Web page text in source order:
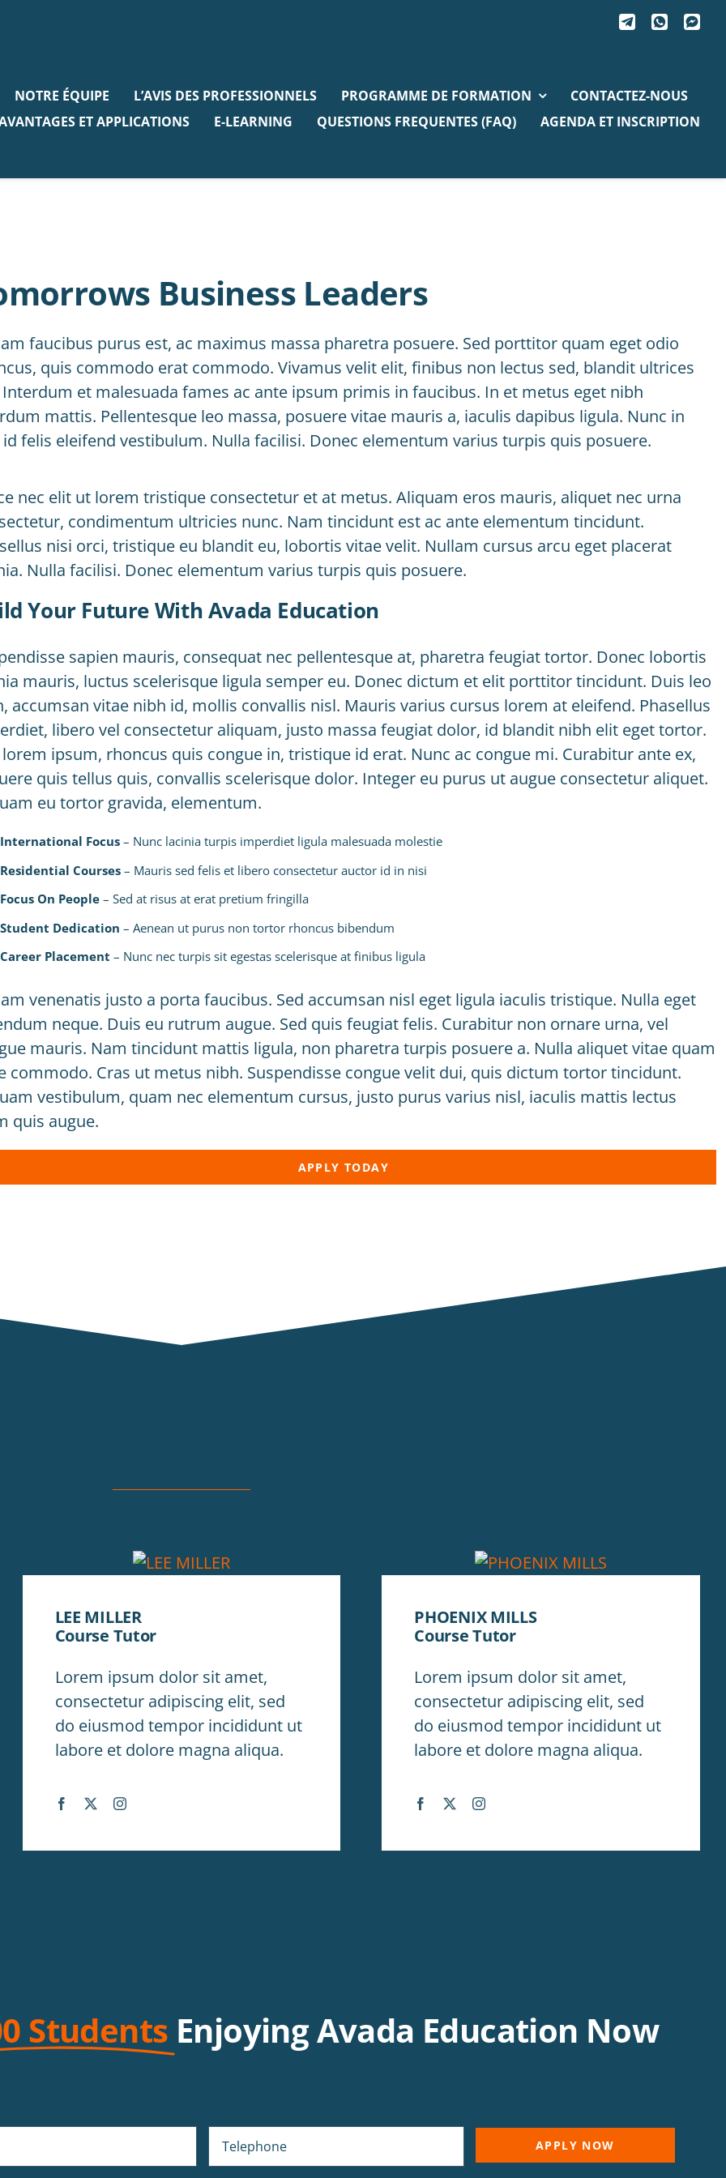
NOTRE ÉQUIPE L’AVIS DES PROFESSIONNELS PROGRAMME DE FORMATION
CONTACTEZ-NOUS
ET APPLICATIONS
E-LEARNING QUESTIONS FREQUENTES (FAQ) AGENDA ET INSCRIPTION
Business Leaders
faucibus purus est, ac maximus massa pharetra posuere. Sed porttitor quam eget odio
quis commodo erat commodo. Vivamus velit elit, finibus non lectus sed, blandit ultrices
et malesuada fames ac ante ipsum primis in faucibus. In et metus eget nibh
mattis. Pellentesque leo massa, posuere vitae mauris a, iaculis dapibus ligula. Nunc in
felis eleifend vestibulum. Nulla facilisi. Donec elementum varius turpis quis posuere.
nec elit ut lorem tristique consectetur et at metus. Aliquam eros mauris, aliquet nec urna
condimentum ultricies nunc. Nam tincidunt est ac ante elementum tincidunt.
nisi orci, tristique eu blandit eu, lobortis vitae velit. Nullam cursus arcu eget placerat
Nulla facilisi. Donec elementum varius turpis quis posuere.
Your Future With Avada Education
sapien mauris, consequat nec pellentesque at, pharetra feugiat tortor. Donec lobortis
mauris, luctus scelerisque ligula semper eu. Donec dictum et elit porttitor tincidunt. Duis leo
accumsan vitae nibh id, mollis convallis nisl. Mauris varius cursus lorem at eleifend. Phasellus
libero vel consectetur aliquam, justo massa feugiat dolor, id blandit nibh elit eget tortor.
lorem ipsum, rhoncus quis congue in, tristique id erat. Nunc ac congue mi. Curabitur ante ex,
quis tellus quis, convallis scelerisque dolor. Integer eu purus ut augue consectetur aliquet.
eu tortor gravida, elementum.
International Focus– Nunc lacinia turpis imperdiet ligula malesuada molestie
Residential Courses– Mauris sed felis et libero consectetur auctor id in nisi
Focus On People– Sed at risus at erat pretium fringilla
Student Dedication – Aenean ut purus non tortor rhoncus bibendum
Career Placement – Nunc nec turpis sit egestas scelerisque at finibus ligula
venenatis justo a porta faucibus. Sed accumsan nisl eget ligula iaculis tristique. Nulla eget
neque. Duis eu rutrum augue. Sed quis feugiat felis. Curabitur non ornare urna, vel
mauris. Nam tincidunt mattis ligula, non pharetra turpis posuere a. Nulla aliquet vitae quam
commodo. Cras ut metus nibh. Suspendisse congue velit dui, quis dictum tortor tincidunt.
vestibulum, quam nec elementum cursus, justo purus varius nisl, iaculis mattis lectus
quis augue.
APPLY TODAY
LEE MILLER
Course Tutor
Lorem ipsum dolor sit amet,
consectetur adipiscing elit, sed
do eiusmod tempor incididunt ut
labore et dolore magna aliqua.
PHOENIX MILLS
Course Tutor
Lorem ipsum dolor sit amet,
consectetur adipiscing elit, sed
do eiusmod tempor incididunt ut
labore et dolore magna aliqua.
Students Enjoying Avada Education Now
Part Of Avada University To Further Your Career.
APPLY NOW